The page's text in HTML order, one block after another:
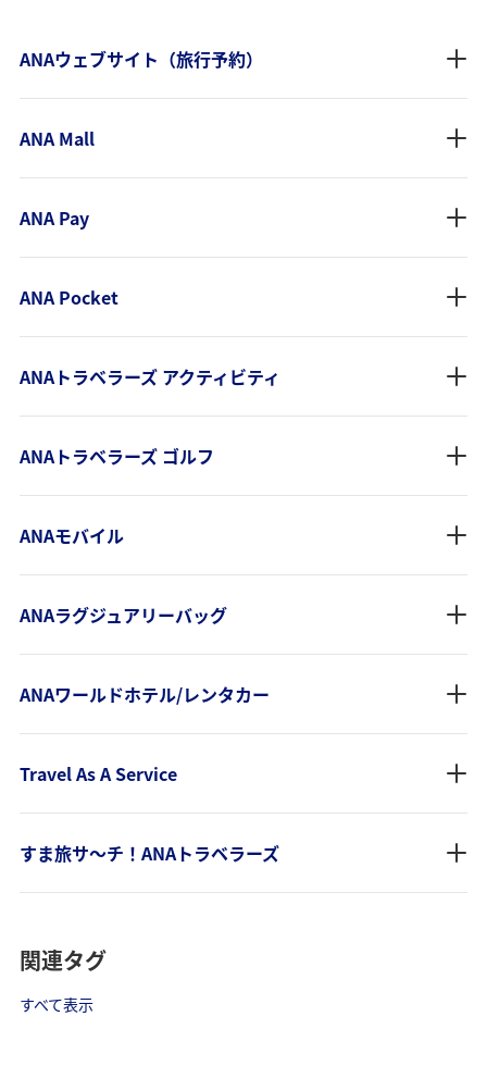
ANAウェブサイト（旅行予約）
ANA Mall
ANA Pay
ANA Pocket
ANAトラベラーズ アクティビティ
ANAトラベラーズ ゴルフ
ANAモバイル
ANAラグジュアリーバッグ
ANAワールドホテル/レンタカー
Travel As A Service
すま旅サ～チ！ANAトラベラーズ
関連タグ
すべて表示